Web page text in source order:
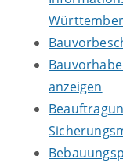
anzeigen